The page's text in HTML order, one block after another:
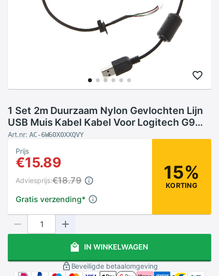
1 Set 2m Duurzaam Nylon Gevlochten Lijn
USB Muis Kabel Kabel Voor Logitech G9
G9X
Art.nr: AC-6W60X0XXQVY
Prijs
€15.89
Gratis verzending*
Adviesprijs:€18.79 15%
KORTING
IN WINKELWAGEN
Beveiligde betaalomgeving